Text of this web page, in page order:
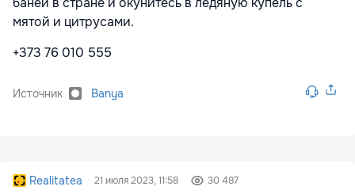
мятой и цитрусами.
+373 76 010 555
Источник Banya
Realitatea 21 июля 2023, 11:58 30 487